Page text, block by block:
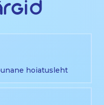
hoiatusleht